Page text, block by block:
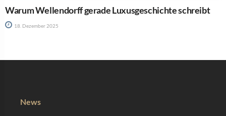
Warum Wellendorff gerade Luxusgeschichte schreibt
18. Dezember 2025
News